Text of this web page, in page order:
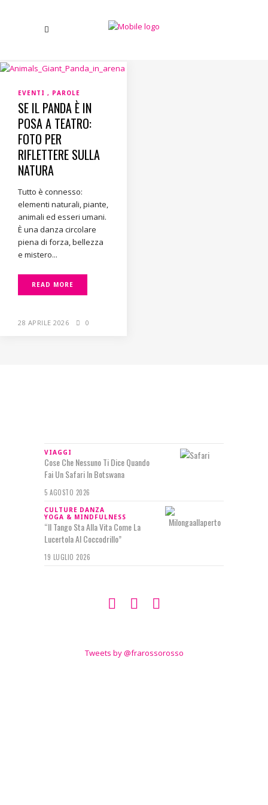
EVENTI PAROLE
SE IL PANDA È IN
POSA A TEATRO:
FOTO PER
RIFLETTERE SULLA
NATURA
Tutto è connesso:
elementi naturali, piante,
animali ed esseri umani.
È una danza circolare
piena di forza, bellezza
e mistero...
READ MORE
28 APRILE 2026 0
VIAGGI
Cose Che Nessuno Ti Dice Quando
Fai Un Safari In Botswana
5 AGOSTO 2026
CULTURE DANZA
YOGA & MINDFULNESS
“Il Tango Sta Alla Vita Come La
Lucertola Al Coccodrillo”
19 LUGLIO 2026
Tweets by @frarossorosso